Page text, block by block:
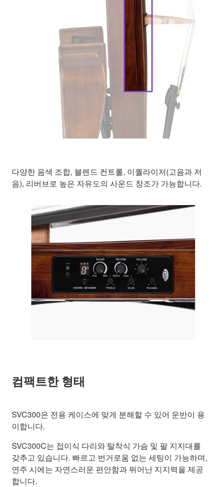
다양한 음색 조합, 블렌드 컨트롤, 이퀄라이저(고음과 저
음), 리버브로 높은 자유도의 사운드 창조가 가능합니다.
컴팩트한 형태
SVC300은 전용 케이스에 맞게 분해할 수 있어 운반이 용
이합니다.
SVC300C는 접이식 다리와 탈착식 가슴 및 팔 지지대를
갖추고 있습니다. 빠르고 번거로움 없는 세팅이 가능하며,
연주 시에는 자연스러운 편안함과 뛰어난 지지력을 제공
합니다.